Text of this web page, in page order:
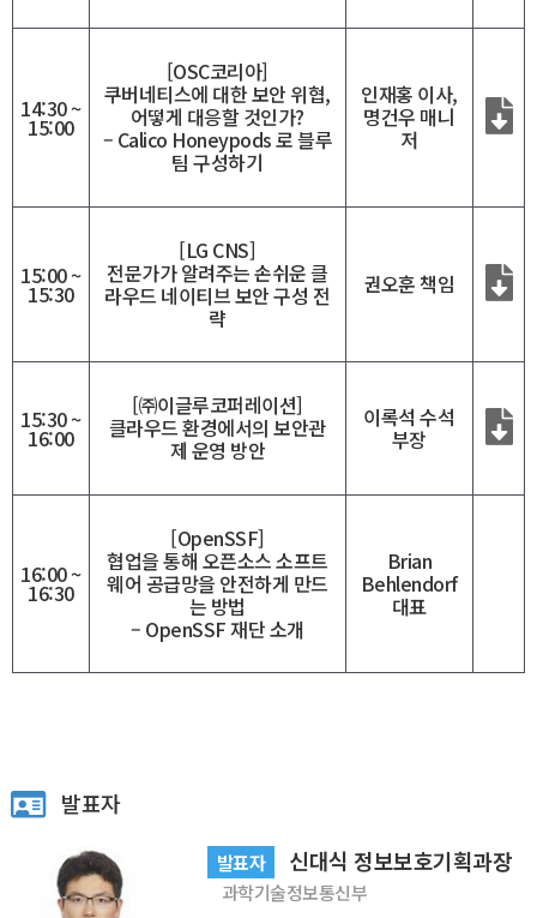
14:30 ~
15:00
[OSC코리아]
쿠버네티스에 대한 보안 위협,
어떻게 대응할 것인가?
– Calico Honeypods 로 블루
팀 구성하기
인재홍 이사,
명건우 매니
저
15:00 ~
15:30
[LG CNS]
전문가가 알려주는 손쉬운 클
라우드 네이티브 보안 구성 전
략
권오훈 책임
15:30 ~
16:00
[㈜이글루코퍼레이션]
클라우드 환경에서의 보안관
제 운영 방안
이록석 수석
부장
16:00 ~
16:30
[OpenSSF]
협업을 통해 오픈소스 소프트
웨어 공급망을 안전하게 만드
는 방법
– OpenSSF 재단 소개
Brian
Behlendorf
대표
발표자
발표자 신대식 정보보호기획과장
과학기술정보통신부